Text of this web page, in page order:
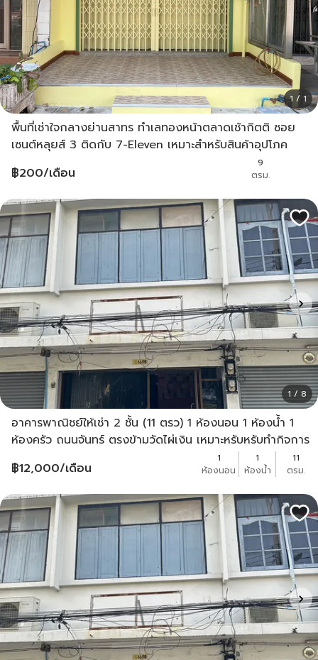
1 / 1
พื้นที่เช่าใจกลางย่านสาทร ทำเลทองหน้าตลาดเช้ากิตติ ซอย
เซนต์หลุยส์ 3 ติดกับ 7-Eleven เหมาะสำหรับสินค้าอุปโภค
฿200/เดือน
9
ตรม.
1 / 8
อาคารพาณิชย์ให้เช่า 2 ชั้น (11 ตรว) 1 ห้องนอน 1 ห้องน้ำ 1
ห้องครัว ถนนจันทร์ ตรงข้ามวัดไผ่เงิน เหมาะหรับหรับทำกิจการ
฿12,000/เดือน
1
ห้องนอน
1
ห้องน้ำ
11
ตรม.